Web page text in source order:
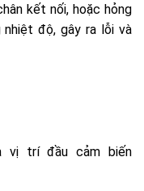
kết nối, hoặc hỏng
độ, gây ra lỗi và
vị trí đầu cảm biến